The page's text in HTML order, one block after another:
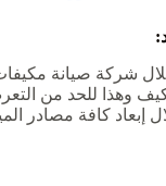
شركة صيانة
وهذا للحد من
إبعاد كافة مصادر